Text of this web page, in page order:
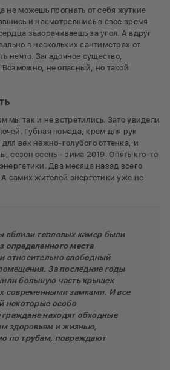
не можешь прогнать от себя жуткие
и насмотревшись в свое время
заворачиваешь за угол. А вдруг
в нескольких сантиметрах от
нечто. Загадочное существо,
не опасный, но такой
мы так и не встретились. Зато увидели
Губная помада, крем для рук
век нежно-голубого оттенка, и
сезон осень - зима 2019. Опять кто-то
Два месяца назад всего
самих жителей энергетики уже не
вблизи тепловых камер были
определенного места
относительно свободный
За последние годы
большую часть крышек
современными замками. И все
некоторые особо
находят обходные
здоровьем и жизнью,
по трубам, повреждают